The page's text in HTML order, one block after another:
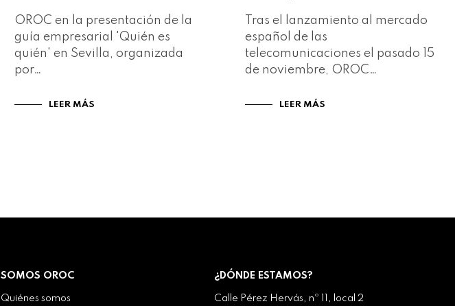
OROC en la presentación de la
guía empresarial 'Quién es
quién' en Sevilla, organizada
por…
LEER MÁS
Tras el lanzamiento al mercado
español de las
telecomunicaciones el pasado 15
de noviembre, OROC…
LEER MÁS
SOMOS OROC
Quiénes somos
¿DÓNDE ESTAMOS?
Calle Pérez Hervás, nº 11, local 2